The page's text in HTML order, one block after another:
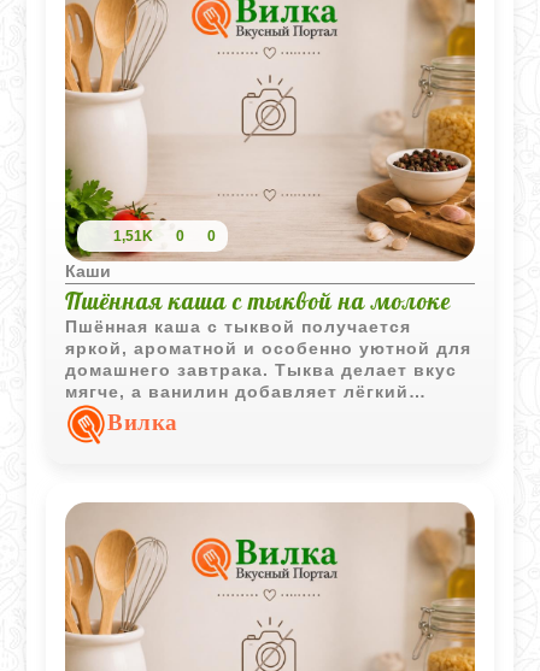
1,51K 0 0
Каши
Пшённая каша с тыквой на молоке
Пшённая каша с тыквой получается
яркой, ароматной и особенно уютной для
домашнего завтрака. Тыква делает вкус
мягче, а ванилин добавляет лёгкий
сладкий аромат.
Вилка